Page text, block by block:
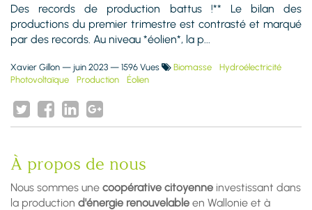
Des records de production battus !** Le bilan des
productions du premier trimestre est contrasté et marqué
par des records. Au niveau *éolien*, la p...
Xavier Gillon — juin 2023 — 1596 Vues Biomasse
Hydroélectricité
Photovoltaïque
Production Éolien
À propos de nous
Nous sommes une coopérative citoyenne investissant dans
la production d'énergie renouvelable en Wallonie et à